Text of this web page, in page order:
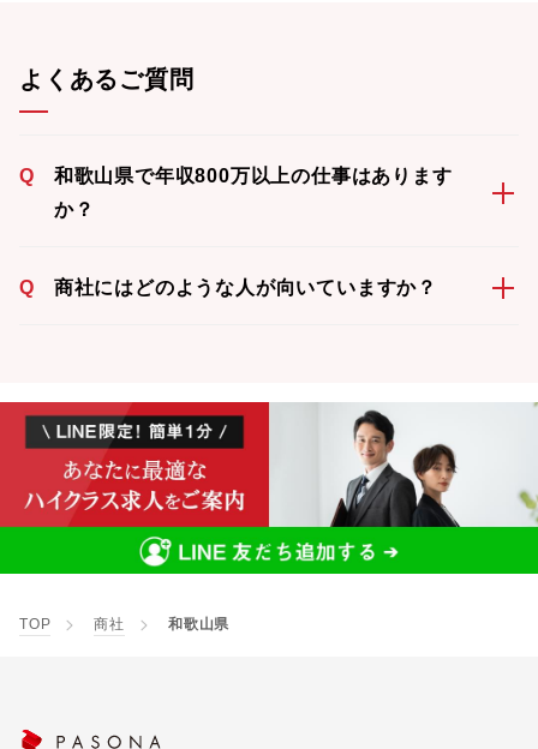
よくあるご質問
Q
和歌山県で年収800万以上の仕事はあります
か？
Q 商社にはどのような人が向いていますか？
TOP 商社 和歌山県